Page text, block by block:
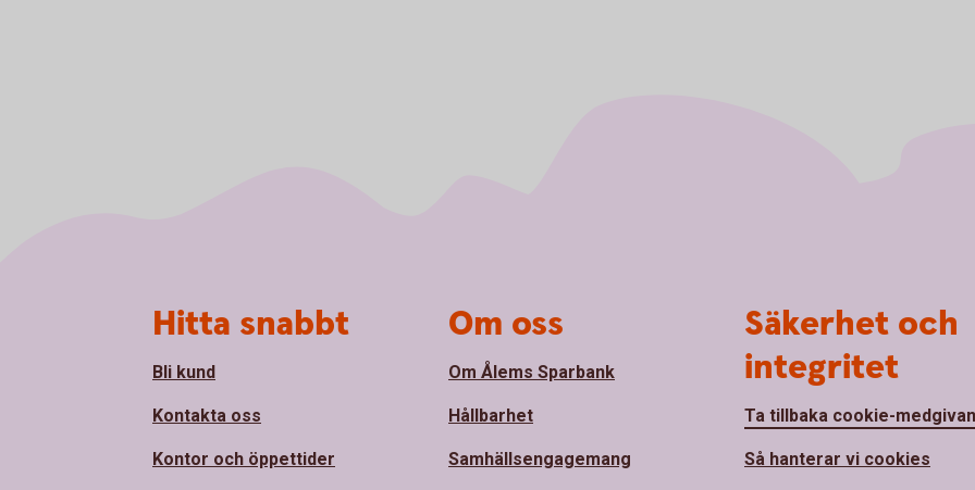
Hitta snabbt
Bli kund
Kontakta oss
Kontor och öppettider
Om oss
Om Ålems Sparbank
Hållbarhet
Samhällsengagemang
Säkerhet och
integritet
Ta tillbaka cookie-
Så hanterar vi cookies